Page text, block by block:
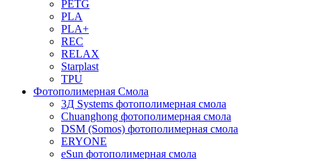
PETG
PLA
PLA+
REC
RELAX
Starplast
TPU
Фотополимерная Смола
3Д Systems фотополимерная смола
Chuanghong фотополимерная смола
DSM (Somos) фотополимерная смола
ERYONE
eSun фотополимерная смола